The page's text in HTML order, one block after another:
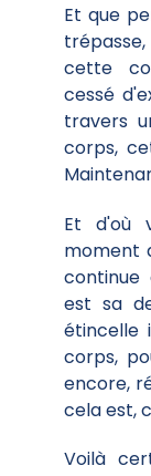
Et que
cette
cessé
travers
corps,
Et d'où
moment
continue
est sa
étincelle
corps,
encore,
cela est,
Voilà